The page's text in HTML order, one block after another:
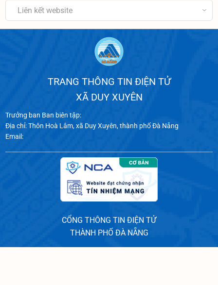
Liên kết website
TRANG THÔNG TIN ĐIỆN TỬ
XÃ DUY XUYÊN
Trưởng ban Ban biên tập:
Địa chỉ: Thôn Hoà Lâm, xã Duy Xuyên, thành phố Đà Nẵng
Email:
CỔNG THÔNG TIN ĐIỆN TỬ
THÀNH PHỐ ĐÀ NẴNG